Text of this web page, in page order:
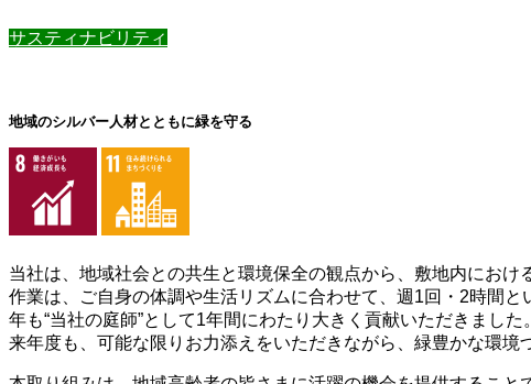
サスティナビリティ
地域のシルバー人材とともに緑を守る
当社は、地域社会との共生と環境保全の観点から、敷地内にお
作業は、ご自身の体調や生活リズムに合わせて、週1回・2時間
年も“当社の庭師”として1年間にわたり大きく貢献いただきました。
来年度も、可能な限りお力添えをいただきながら、緑豊かな環境